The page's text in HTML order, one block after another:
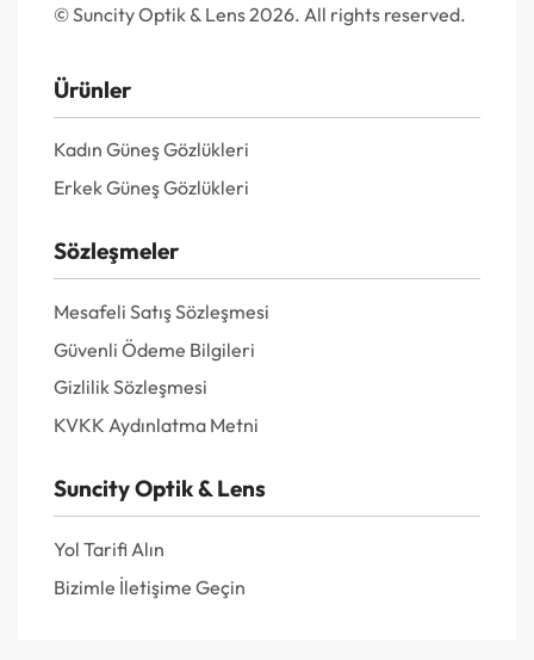
© Suncity Optik & Lens 2026. All rights reserved.
Ürünler
Kadın Güneş Gözlükleri
Erkek Güneş Gözlükleri
Sözleşmeler
Mesafeli Satış Sözleşmesi
Güvenli Ödeme Bilgileri
Gizlilik Sözleşmesi
KVKK Aydınlatma Metni
Suncity Optik & Lens
Yol Tarifi Alın
Bizimle İletişime Geçin